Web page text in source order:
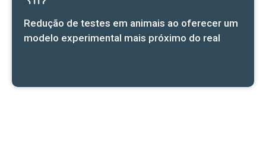
Redução de testes em animais ao oferecer um
modelo experimental mais próximo do real